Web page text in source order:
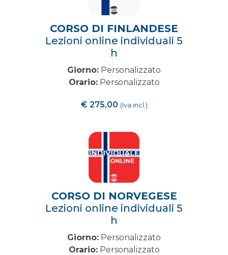
CORSO DI FINLANDESE
Lezioni online individuali 5
h
Giorno: Personalizzato
Orario:Personalizzato
€275,00 (Iva incl.)
CORSO DI NORVEGESE
Lezioni online individuali 5
h
Giorno: Personalizzato
Orario:Personalizzato